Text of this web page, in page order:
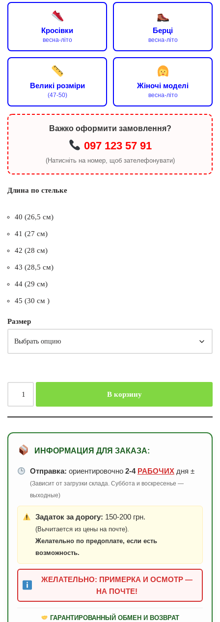
Кросівки
весна-літо
Берці
весна-літо
Великі розміри
(47-50)
Жіночі моделі
весна-літо
Важко оформити замовлення?
097 123 57 91
(Натисніть на номер, щоб зателефонувати)
Длина по стельке
40 (26,5 см)
41 (27 см)
42 (28 см)
43 (28,5 см)
44 (29 см)
45 (30 см )
Размер
В корзину
ИНФОРМАЦИЯ ДЛЯ ЗАКАЗА:
Отправка: ориентировочно 2-4 РАБОЧИХдня ±
(Зависит от загрузки склада. Суббота и воскресенье —
выходные)
Задаток за дорогу: 150-200 грн.
(Вычитается из цены на почте).
Желательно по предоплате, если есть
возможность.
ЖЕЛАТЕЛЬНО: ПРИМЕРКА И ОСМОТР —
НА ПОЧТЕ!
ГАРАНТИРОВАННЫЙ ОБМЕН И ВОЗВРАТ